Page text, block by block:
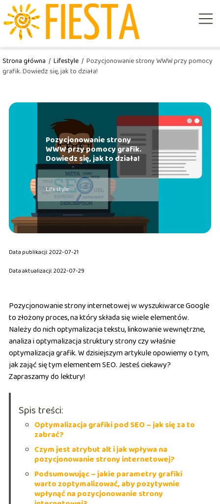
Strona główna / Lifestyle / Pozycjonowanie strony WWW przy pomocy
grafik. Dowiedz się, jak to działa!
Pozycjonowanie strony
WWW przy pomocy grafik.
Dowiedz się, jak to działa!
Lifestyle
Data publikacji: 2022-07-21
Data aktualizacji: 2022-07-29
Pozycjonowanie strony internetowej w wyszukiwarce Google
to złożony proces, na który składa się wiele elementów.
Należy do nich optymalizacja tekstu, linkowanie wewnętrzne,
analiza i optymalizacja struktury strony czy właśnie
optymalizacja grafik. W dzisiejszym artykule opowiemy o tym,
jak zająć się tym elementem SEO. Jesteś ciekawy?
Zapraszamy do lektury!
Spis treści:
Optymalizacja grafiki pod SEO – jak się za to
zabrać?
Czym jest atrybut alt i jak wpływa na
pozycjonowanie strony internetowej?
Podsumowując – jakie parametry grafiki
warto zoptymalizować, aby pozytywnie
wpłynąć na pozycjonowanie strony